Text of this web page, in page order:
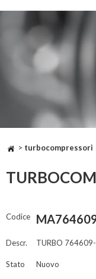
> turbocompressori
Codice
Descr. TURBO
Stato Nuovo